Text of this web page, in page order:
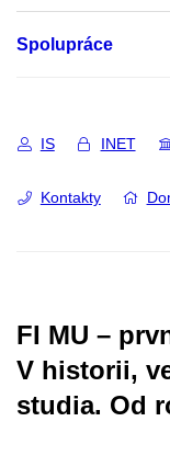
Spolupráce
IS INET
Kontakty
FI MU –
V historii,
studia. Od